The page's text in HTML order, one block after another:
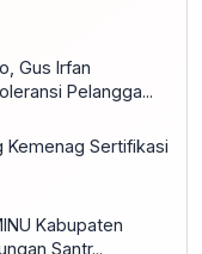
Gus Irfan
Pelangga...
Kemenag Sertifikasi
Kabupaten
Santr...